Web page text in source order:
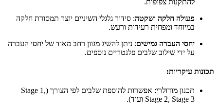
פעולה חלקה ושקטה: סידור גלגלי השיניים יוצר תמסורת חלקה
במיוחד ומפחית רעידות ורעש.
יחסי העברה גמישים: ניתן להשיג מגוון רחב מאוד של יחסי העברה
על ידי שילוב שלבים פלנטריים נוספים.
תכונות עיקריות:
תכנון מודולרי: אפשרות להוספת שלבים לפי הצורך (Stage 1,
Stage 2, Stage 3 ועוד).